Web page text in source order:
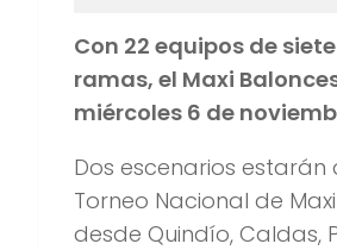
Con 22 equipos de
ramas, el Maxi
miércoles 6 de
Dos escenarios
Torneo Nacional de
desde Quindío, Caldas,